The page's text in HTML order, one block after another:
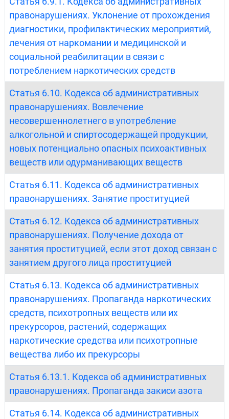
правонарушениях. Уклонение от прохождения
диагностики, профилактических мероприятий,
лечения от наркомании и медицинской и
социальной реабилитации в связи с
потреблением наркотических средств
Статья 6.10. Кодекса об административных
правонарушениях. Вовлечение
несовершеннолетнего в употребление
алкогольной и спиртосодержащей продукции,
новых потенциально опасных психоактивных
веществ или одурманивающих веществ
Статья 6.11. Кодекса об административных
правонарушениях. Занятие проституцией
Статья 6.12. Кодекса об административных
правонарушениях. Получение дохода от
занятия проституцией, если этот доход связан с
занятием другого лица проституцией
Статья 6.13. Кодекса об административных
правонарушениях. Пропаганда наркотических
средств, психотропных веществ или их
прекурсоров, растений, содержащих
наркотические средства или психотропные
вещества либо их прекурсоры
Статья 6.13.1. Кодекса об административных
правонарушениях. Пропаганда закиси азота
Статья 6.14. Кодекса об административных